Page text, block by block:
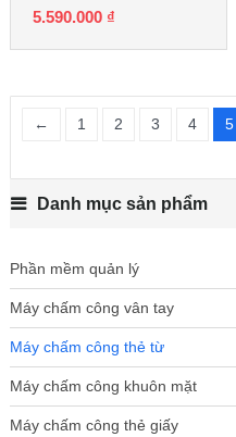
5.590.000 ₫
← 1 2 3 4 5
Danh mục sản phẩm
Phần mềm quản lý
Máy chấm công vân tay
Máy chấm công thẻ từ
Máy chấm công khuôn mặt
Máy chấm công thẻ giấy